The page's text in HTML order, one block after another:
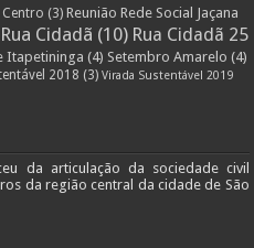
Centro (3) Reunião Rede Social Jaçana
Rua Cidadã (10) Rua Cidadã 25
Itapetininga (4) Setembro Amarelo (4)
2018 (3) Virada Sustentável 2019
da articulação da sociedade civil
da região central da cidade de São